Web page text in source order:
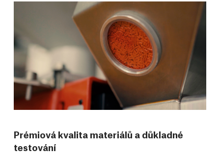
Prémiová kvalita materiálů a důkladné
testování